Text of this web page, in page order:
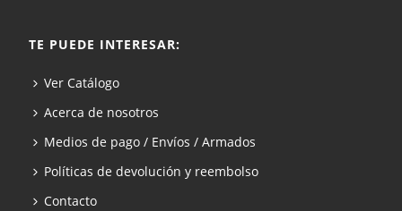
TE PUEDE INTERESAR:
Ver Catálogo
Acerca de nosotros
Medios de pago / Envíos / Armados
Políticas de devolución y reembolso
Contacto